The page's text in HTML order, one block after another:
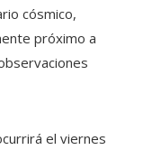
cósmico,
próximo a
el viernes